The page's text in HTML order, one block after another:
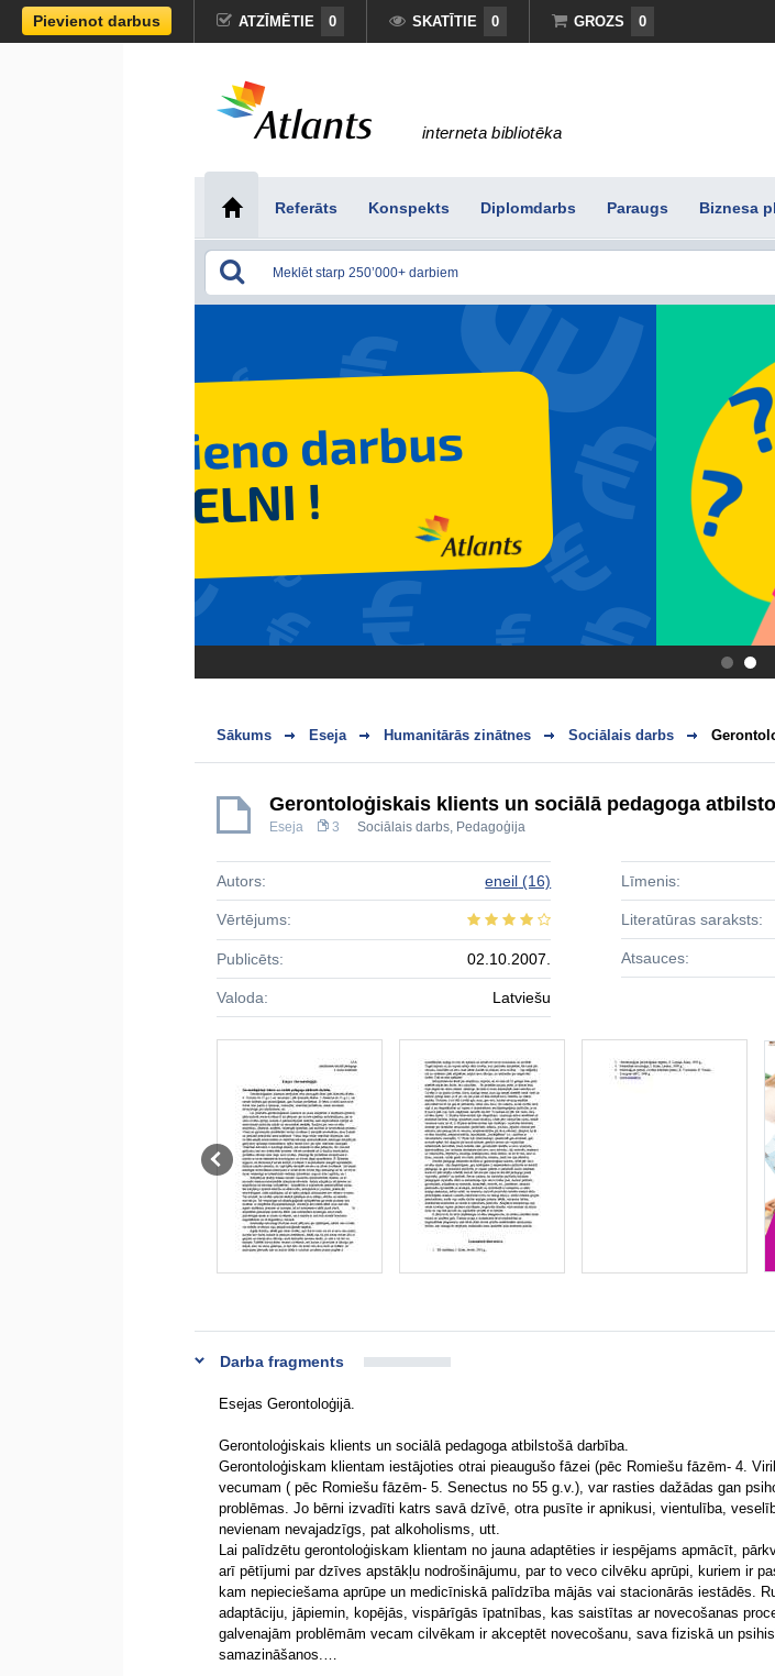
Pievienot darbus ATZĪMĒTIE 0 SKATĪTIE 0 GROZS 0
interneta bibliotēka
Referāts Konspekts Diplomdarbs Paraugs Biznesa
.
Sākums Eseja Humanitārās zinātnes Sociālais darbs
Gerontoloģiskais klients un sociālā pedagoga
Eseja 3 Sociālais darbs, Pedagoģija
Autors: eneil (16)
Vērtējums:
Publicēts: 02.10.2007.
Valoda: Latviešu
Līmenis:
Literatūras saraksts:
Atsauces:
Darba fragments
Esejas Gerontoloģijā.
Gerontoloģiskais klients un sociālā pedagoga atbilstošā darbība.
Gerontoloģiskam klientam iestājoties otrai pieaugušo fāzei (pēc Romiešu fāzēm- 4.
vecumam ( pēc Romiešu fāzēm- 5. Senectus no 55 g.v.), var rasties dažādas gan
problēmas. Jo bērni izvadīti katrs savā dzīvē, otra pusīte ir apnikusi, vientulība,
nevienam nevajadzīgs, pat alkoholisms, utt.
Lai palīdzētu gerontoloģiskam klientam no jauna adaptēties ir iespējams apmācīt,
arī pētījumi par dzīves apstākļu nodrošinājumu, par to veco cilvēku aprūpi, kuriem ir
kam nepieciešama aprūpe un medicīniskā palīdzība mājās vai stacionārās iestādēs.
adaptāciju, jāpiemin, kopējās, vispārīgās īpatnības, kas saistītas ar novecošanas
galvenajām problēmām vecam cilvēkam ir akceptēt novecošanu, sava fiziskā un
samazināšanos.…